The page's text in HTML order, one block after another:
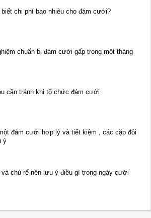
biết chi phí bao nhiêu cho đám cưới?
chuẩn bị đám cưới gấp trong một tháng
cần tránh khi tổ chức đám cưới
đám cưới hợp lý và tiết kiệm , các cặp đôi
ý
và chú rể nên lưu ý điều gì trong ngày cưới